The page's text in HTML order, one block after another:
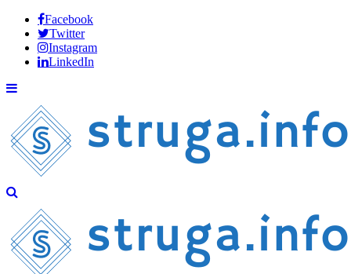
Facebook
Twitter
Instagram
LinkedIn